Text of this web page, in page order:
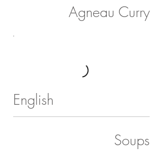
Agneau Curry
English
Soups